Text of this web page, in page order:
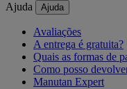
Ajuda Ajuda
Avaliações
A entrega é gratuita?
Quais as formas de
Como posso
Manutan Expert